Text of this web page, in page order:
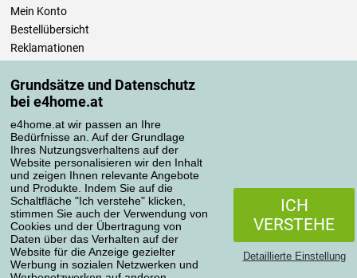
Grundsätze und Datenschutz
bei e4home.at
e4home.at wir passen an Ihre
Bedürfnisse an. Auf der Grundlage
Ihres Nutzungsverhaltens auf der
Website personalisieren wir den Inhalt
und zeigen Ihnen relevante Angebote
und Produkte. Indem Sie auf die
Schaltfläche "Ich verstehe" klicken,
stimmen Sie auch der Verwendung von
Cookies und der Übertragung von
Daten über das Verhalten auf der
Website für die Anzeige gezielter
Werbung in sozialen Netzwerken und
ICH
VERSTEHE
Detaillierte Einstellung
Mein Konto
Bestellübersicht
Reklamationen
Einfach mehr wissen
Richtlinien zur Verarbeitung von Bewertungen
Transportarten
Zahlungsmethoden